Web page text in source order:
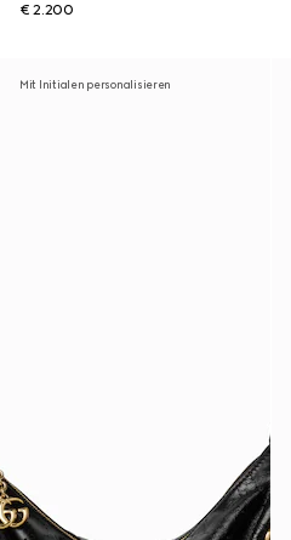
€ 2.200
Mit Initialen personalisieren